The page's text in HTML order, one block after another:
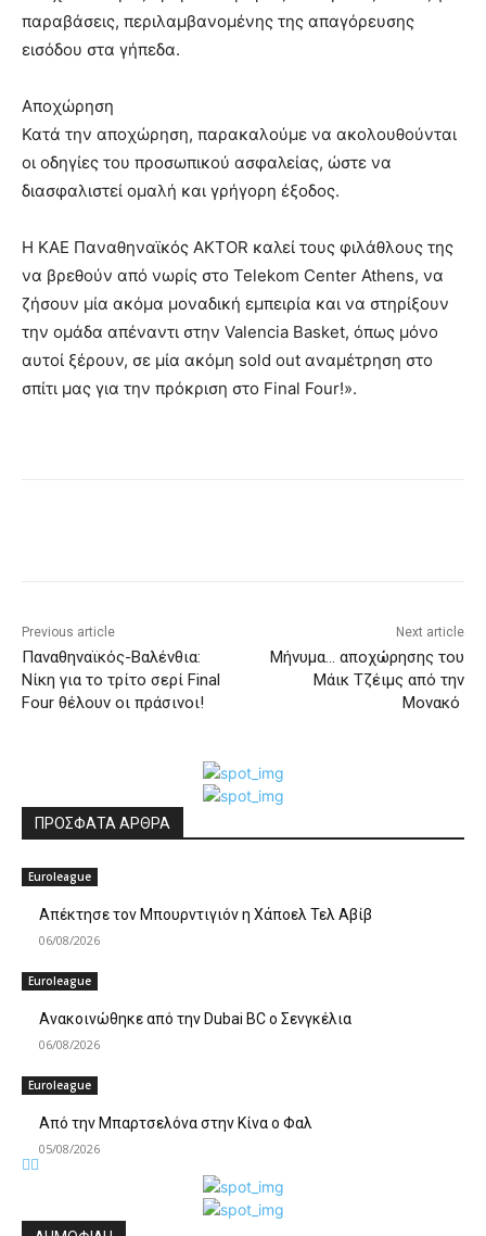
παραβάσεις, περιλαμβανομένης της απαγόρευσης
εισόδου στα γήπεδα.
Αποχώρηση
Κατά την αποχώρηση, παρακαλούμε να ακολουθούνται
οι οδηγίες του προσωπικού ασφαλείας, ώστε να
διασφαλιστεί ομαλή και γρήγορη έξοδος.
Η ΚΑΕ Παναθηναϊκός ΑΚΤOR καλεί τους φιλάθλους της
να βρεθούν από νωρίς στο Telekom Center Athens, να
ζήσουν μία ακόμα μοναδική εμπειρία και να στηρίξουν
την ομάδα απέναντι στην Valencia Basket, όπως μόνο
αυτοί ξέρουν, σε μία ακόμη sold out αναμέτρηση στο
σπίτι μας για την πρόκριση στο Final Four!».
Previous article
Παναθηναϊκός-Bαλένθια:
Nίκη για το τρίτο σερί Final
Four θέλουν οι πράσινοι!
Next article
Μήνυμα… αποχώρησης του
Μάικ Τζέιμς από την
Μονακό
ΠΡΟΣΦΑΤΑ ΑΡΘΡΑ
Euroleague
Απέκτησε τον Μπουρντιγιόν η Χάποελ Τελ Αβίβ
06/08/2026
Euroleague
Ανακοινώθηκε από την Dubai BC ο Σενγκέλια
06/08/2026
Euroleague
Από την Μπαρτσελόνα στην Κίνα ο Φαλ
05/08/2026